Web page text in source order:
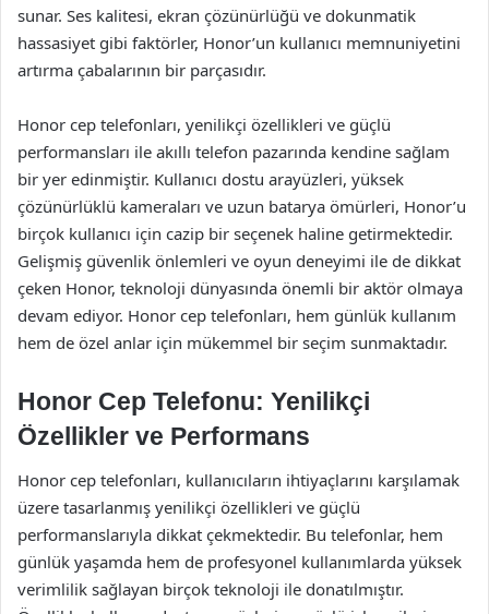
sunar. Ses kalitesi, ekran çözünürlüğü ve dokunmatik
hassasiyet gibi faktörler, Honor’un kullanıcı memnuniyetini
artırma çabalarının bir parçasıdır.
Honor cep telefonları, yenilikçi özellikleri ve güçlü
performansları ile akıllı telefon pazarında kendine sağlam
bir yer edinmiştir. Kullanıcı dostu arayüzleri, yüksek
çözünürlüklü kameraları ve uzun batarya ömürleri, Honor’u
birçok kullanıcı için cazip bir seçenek haline getirmektedir.
Gelişmiş güvenlik önlemleri ve oyun deneyimi ile de dikkat
çeken Honor, teknoloji dünyasında önemli bir aktör olmaya
devam ediyor. Honor cep telefonları, hem günlük kullanım
hem de özel anlar için mükemmel bir seçim sunmaktadır.
Honor Cep Telefonu: Yenilikçi
Özellikler ve Performans
Honor cep telefonları, kullanıcıların ihtiyaçlarını karşılamak
üzere tasarlanmış yenilikçi özellikleri ve güçlü
performanslarıyla dikkat çekmektedir. Bu telefonlar, hem
günlük yaşamda hem de profesyonel kullanımlarda yüksek
verimlilik sağlayan birçok teknoloji ile donatılmıştır.